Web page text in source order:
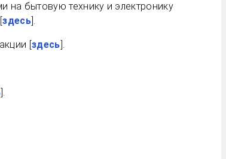
на бытовую технику и электронику
здесь].
[здесь].
].